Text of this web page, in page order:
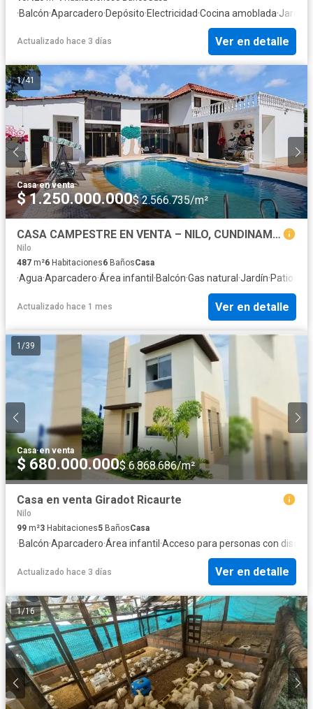
·Balcón·Aparcadero·Depósito·Electricidad·Cocina amoblada·Jardín
Actualizado hace 3 días Ver en detalle
1/41
Casa·en venta
$ 1.250.000.000$ 2.566.735/m²
CASA CAMPESTRE EN VENTA – NILO, CUNDINAMARCA
Nilo
487 m²6 Habitaciones6 BañosCasa
·Agua·Aparcadero·Área infantil ·Balcón·Gas natural ·Jardín·Patio
Actualizado hace 1 mes Ver en detalle
1 /39
Casa·en venta
$ 680.000.000$ 6.868.686/m²
Casa en venta Giradot Ricaurte
Nilo
99 m²3 Habitaciones5 BañosCasa
·Balcón·Aparcadero·Área infantil ·Acceso para personas con
Actualizado hace 3 días Ver en detalle
1/16